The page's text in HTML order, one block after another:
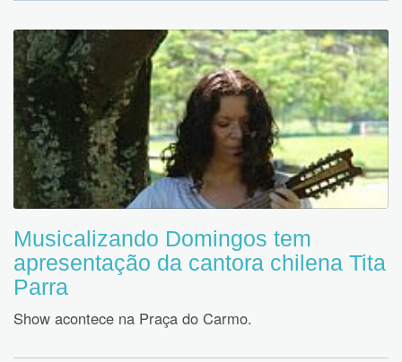
Musicalizando Domingos tem
apresentação da cantora chilena Tita
Parra
Show acontece na Praça do Carmo.